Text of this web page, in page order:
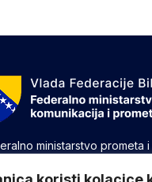
ministarstvo prometa i
poslove utvrđene